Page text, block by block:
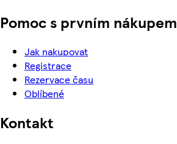
Pomoc s prvním nákupem
Jak nakupovat
Registrace
Rezervace času
Oblíbené
Kontakt